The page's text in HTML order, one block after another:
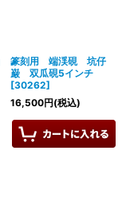
篆刻用 端渓硯 坑仔
巌 双瓜硯5インチ
[30262]
16,500円(税込)